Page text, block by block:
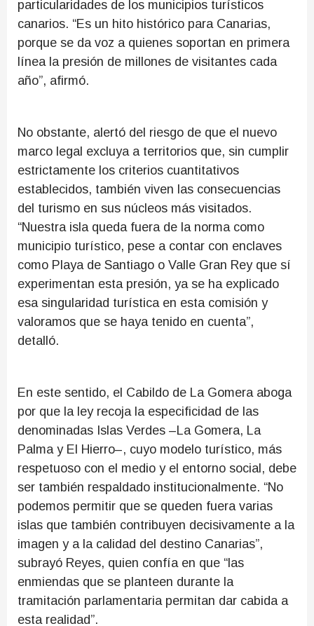
particularidades de los municipios turísticos
canarios. “Es un hito histórico para Canarias,
porque se da voz a quienes soportan en primera
línea la presión de millones de visitantes cada
año”, afirmó.
No obstante, alertó del riesgo de que el nuevo
marco legal excluya a territorios que, sin cumplir
estrictamente los criterios cuantitativos
establecidos, también viven las consecuencias
del turismo en sus núcleos más visitados.
“Nuestra isla queda fuera de la norma como
municipio turístico, pese a contar con enclaves
como Playa de Santiago o Valle Gran Rey que sí
experimentan esta presión, ya se ha explicado
esa singularidad turística en esta comisión y
valoramos que se haya tenido en cuenta”,
detalló.
En este sentido, el Cabildo de La Gomera aboga
por que la ley recoja la especificidad de las
denominadas Islas Verdes –La Gomera, La
Palma y El Hierro–, cuyo modelo turístico, más
respetuoso con el medio y el entorno social, debe
ser también respaldado institucionalmente. “No
podemos permitir que se queden fuera varias
islas que también contribuyen decisivamente a la
imagen y a la calidad del destino Canarias”,
subrayó Reyes, quien confía en que “las
enmiendas que se planteen durante la
tramitación parlamentaria permitan dar cabida a
esta realidad”.